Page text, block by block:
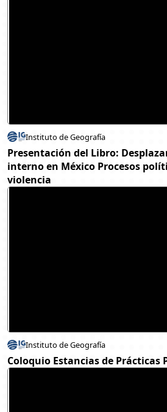
Instituto de Geografía
Presentación del Libro:
interno en México Procesos
violencia
Instituto de Geografía
Coloquio Estancias de Prácticas